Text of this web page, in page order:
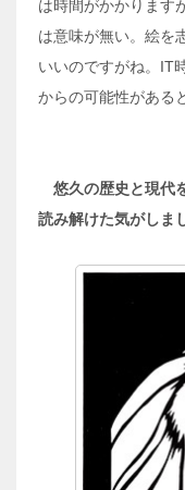
は時間がかかります
は意味が無い。絵を
いいのですがね。IT
からの可能性がある
悠久の歴史と現代
読み解けた気がしま